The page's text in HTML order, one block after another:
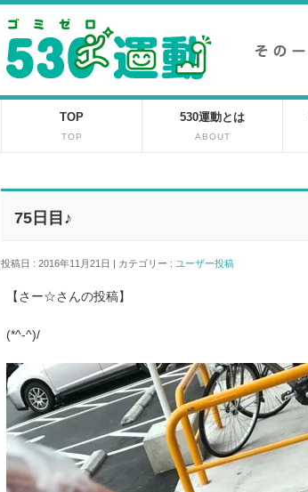
TOP
TOP
530運動とは
ABOUT
75日目♪
投稿日 : 2016年11月21日 | カテゴリー : ユーザー投稿
【さー☆さんの投稿】
(*^-^)/